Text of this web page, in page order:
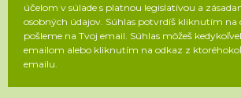
účelom v súlade s platnou legislatívou a
osobných údajov. Súhlas potvrdíš kliknutím na
pošleme na Tvoj email. Súhlas môžeš
emailom alebo kliknutím na odkaz z
emailu.